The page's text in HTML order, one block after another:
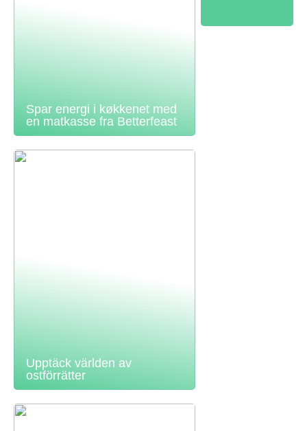
Spar energi i køkkenet med
en matkasse fra Betterfeast
Upptäck världen av
ostförrätter